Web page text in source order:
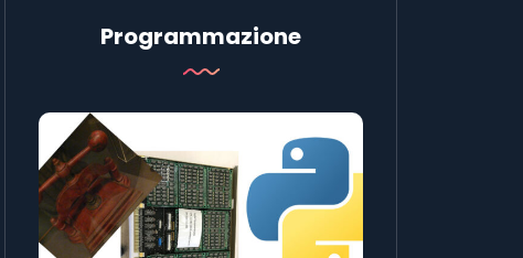
Programmazione